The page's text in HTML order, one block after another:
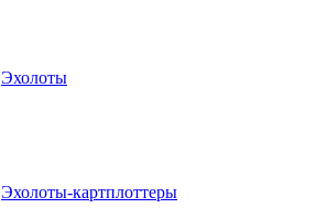
Эхолоты
Эхолоты-картплоттеры